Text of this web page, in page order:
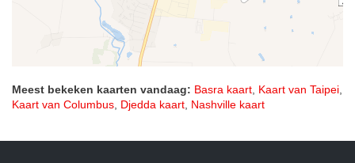
Meest bekeken kaarten vandaag: Basra kaart, Kaart van Taipei,
Kaart van Columbus, Djedda kaart, Nashville kaart